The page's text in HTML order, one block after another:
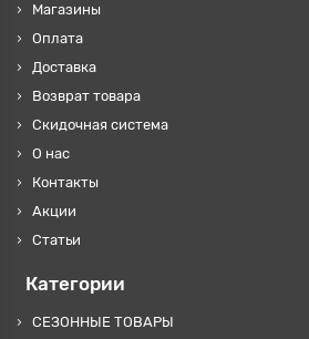
Магазины
Оплата
Доставка
Возврат товара
Скидочная система
О нас
Контакты
Акции
Статьи
Категории
СЕЗОННЫЕ ТОВАРЫ